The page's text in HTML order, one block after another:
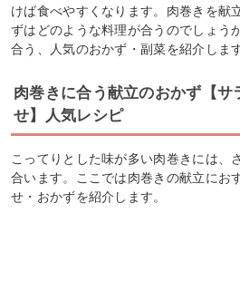
けば食べやすくなります。肉巻きを献
ずはどのような料理が合うのでしょう
合う、人気のおかず・副菜を紹介します
肉巻きに合う献立のおかず【サ
せ】人気レシピ
こってりとした味が多い肉巻きには、
合います。ここでは肉巻きの献立にお
せ・おかずを紹介します。